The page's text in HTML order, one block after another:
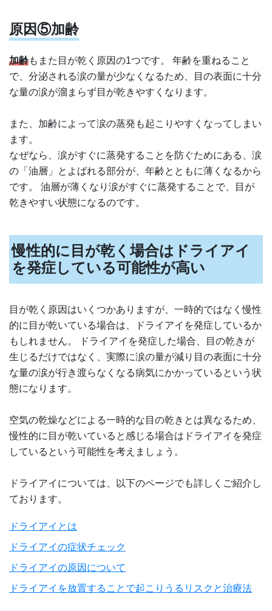
原因⑤加齢
加齢もまた目が乾く原因の1つです。 年齢を重ねること
で、分泌される涙の量が少なくなるため、目の表面に十分
な量の涙が溜まらず目が乾きやすくなります。
また、加齢によって涙の蒸発も起こりやすくなってしまい
ます。
なぜなら、涙がすぐに蒸発することを防ぐためにある、涙
の「油層」とよばれる部分が、年齢とともに薄くなるから
です。 油層が薄くなり涙がすぐに蒸発することで、目が
乾きやすい状態になるのです。
慢性的に目が乾く場合はドライアイ
を発症している可能性が高い
目が乾く原因はいくつかありますが、一時的ではなく慢性
的に目が乾いている場合は、ドライアイを発症しているか
もしれません。 ドライアイを発症した場合、目の乾きが
生じるだけではなく、実際に涙の量が減り目の表面に十分
な量の涙が行き渡らなくなる病気にかかっているという状
態になります。
空気の乾燥などによる一時的な目の乾きとは異なるため、
慢性的に目が乾いていると感じる場合はドライアイを発症
しているという可能性を考えましょう。
ドライアイについては、以下のページでも詳しくご紹介し
ております。
ドライアイとは
ドライアイの症状チェック
ドライアイの原因について
ドライアイを放置することで起こりうるリスクと治療法